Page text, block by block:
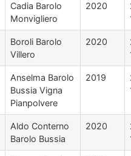
Cadia Barolo
Monvigliero
2020
Boroli Barolo
Villero
2020
Anselma Barolo
Bussia Vigna
Pianpolvere
2019
Aldo Conterno
Barolo Bussia
2020